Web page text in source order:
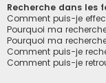
Recherche dans les
Comment puis-je
Pourquoi ma
Pourquoi ma
Comment puis-je
Comment puis-je